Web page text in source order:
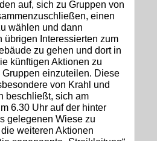
auf, sich zu Gruppen von
einen
wählen und dann
übrigen Interessierten zum
zu gehen und dort in
künftigen Aktionen zu
einzuteilen. Diese
von Krahl und
beschließt, sich am
6.30 Uhr auf der hinter
gelegenen Wiese zu
weiteren Aktionen